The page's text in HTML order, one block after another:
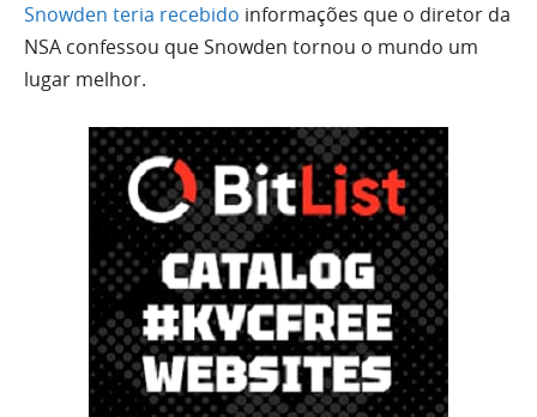
Snowden teria recebido informações que o diretor da
NSA confessou que Snowden tornou o mundo um
lugar melhor.